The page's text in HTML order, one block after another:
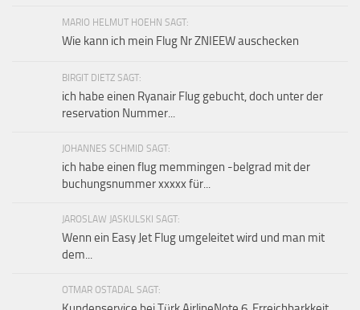
MARIO HELMUT HOEHN SAGT:
Wie kann ich mein Flug Nr ZNIEEW auschecken
BIRGIT DIETZ SAGT:
ich habe einen Ryanair Flug gebucht, doch unter der
reservation Nummer...
JOHANNES SCHMID SAGT:
ich habe einen flug memmingen -belgrad mit der
buchungsnummer xxxxx für...
JAROSLAW JASKULSKI SAGT:
Wenn ein Easy Jet Flug umgeleitet wird und man mit
dem...
OTMAR OSTADAL SAGT: